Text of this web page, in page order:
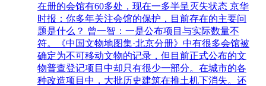
在册的会馆有60多处，现在一多半呈灭失状态 京华
时报：你多年关注会馆的保护，目前存在的主要问
题是什么？ 曾一智：一是公布项目与实际数量不
符。《中国文物地图集·北京分册》中有很多会馆被
确定为不可移动文物的记录，但目前正式公布的文
物普查登记项目中却只有很少一部分。在城市的各
种改造项目中，大批历史建筑在推土机下消失。还